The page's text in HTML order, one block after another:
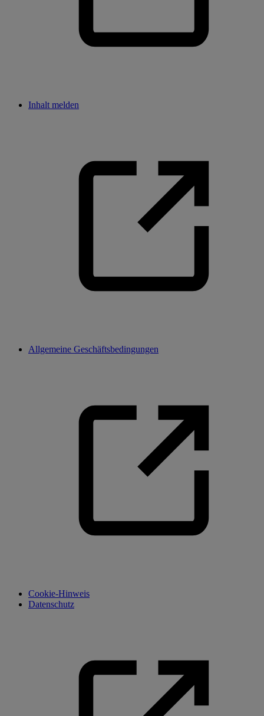
Inhalt melden
Allgemeine Geschäftsbedingungen
Cookie-Hinweis
Datenschutz